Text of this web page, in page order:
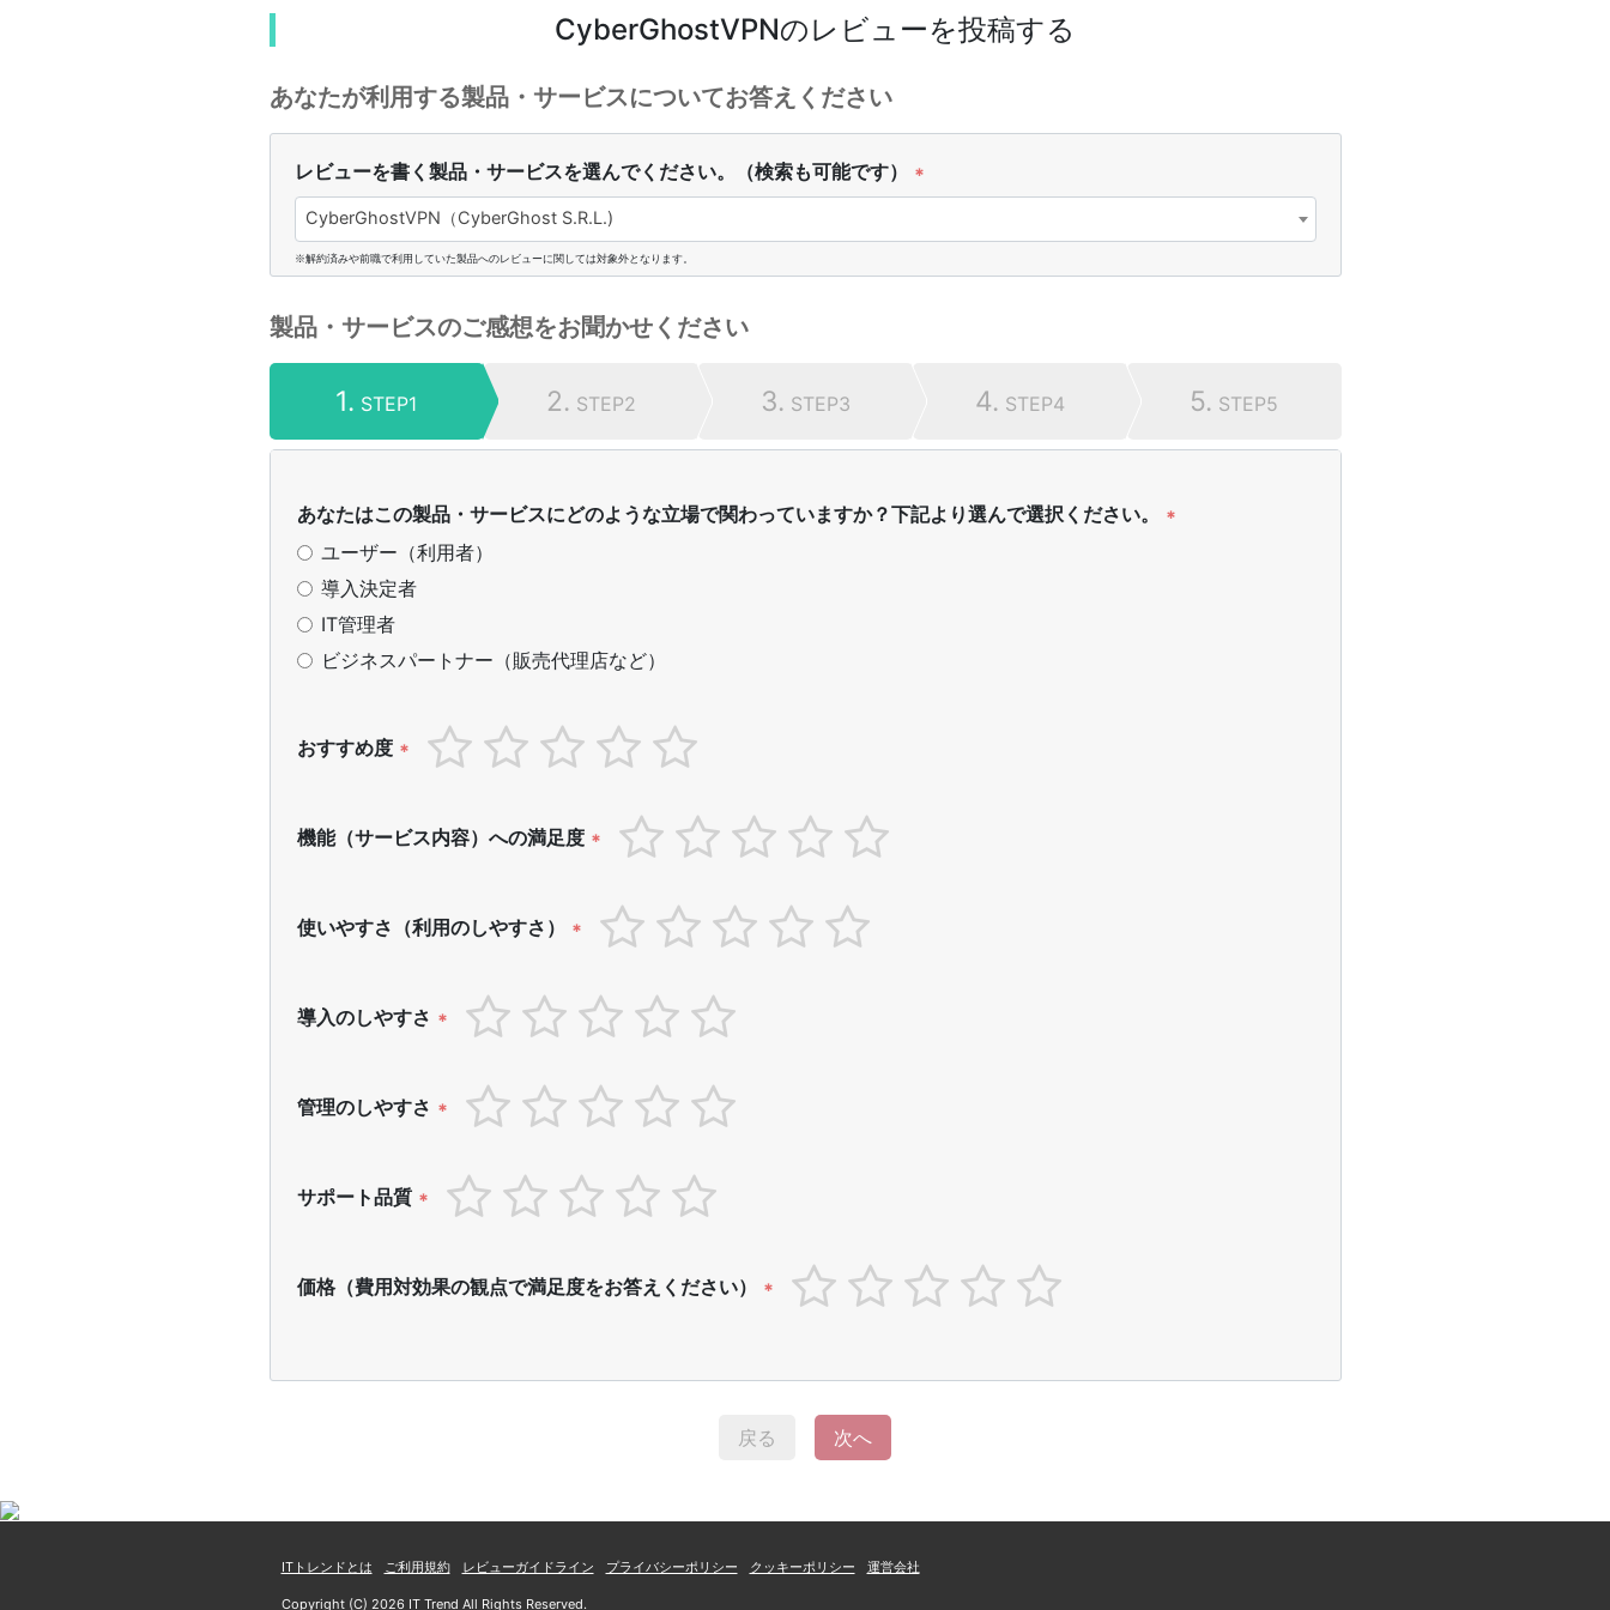
CyberGhostVPNのレビューを投稿する
あなたが利用する製品・サービスについてお答えください
レビューを書く製品・サービスを選んでください。（検索も可能です） *
CyberGhostVPN（CyberGhost S.R.L.)
※解約済みや前職で利用していた製品へのレビューに関しては対象外となります。
製品・サービスのご感想をお聞かせください
1. STEP1 2. STEP2 3. STEP3 4. STEP4 5. STEP5
あなたはこの製品・サービスにどのような立場で関わっていますか？下記より選んで選択ください。
*
ユーザー（利用者）
導入決定者
IT管理者
ビジネスパートナー（販売代理店など）
おすすめ度 *
機能（サービス内容）への満足度 *
使いやすさ（利用のしやすさ） *
導入のしやすさ *
管理のしやすさ *
サポート品質 *
価格（費用対効果の観点で満足度をお答えください） *
戻る 次へ
ITトレンドとは ご利用規約 レビューガイドライン プライバシーポリシー クッキーポリシー 運営会社
Copyright (C) 2026 IT Trend All Rights Reserved.